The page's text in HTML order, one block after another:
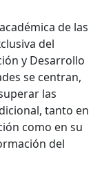
de las
del
y Desarrollo
se centran,
las
tanto en
como en su
del